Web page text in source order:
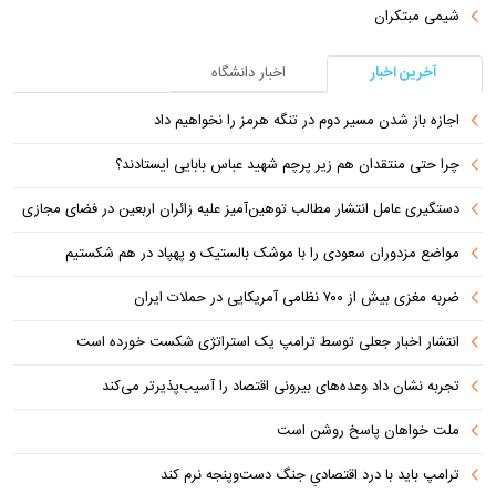
شیمی مبتکران
آخرین اخبار
اخبار دانشگاه
اجازه باز شدن مسیر دوم در تنگه هرمز را نخواهیم داد
چرا حتی منتقدان هم زیر پرچم شهید عباس بابایی ایستادند؟
دستگیری عامل انتشار مطالب توهین‌آمیز علیه زائران اربعین در فضای مجازی
مواضع مزدوران سعودی را با موشک بالستیک و پهپاد در هم شکستیم
ضربه مغزی بیش از ۷۰۰ نظامی آمریکایی در حملات ایران
انتشار اخبار جعلی توسط ترامپ یک استراتژی شکست خورده است
تجربه نشان داد وعده‌های بیرونی اقتصاد را آسیب‌پذیرتر می‌کند
ملت خواهان پاسخ روشن است
ترامپ باید با درد اقتصادیِ جنگ دست‌و‌پنجه نرم کند